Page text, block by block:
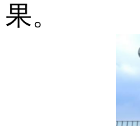
果。